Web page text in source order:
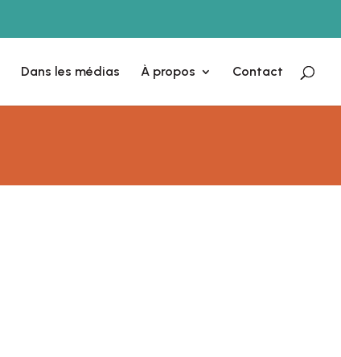
Dans les médias À propos Contact